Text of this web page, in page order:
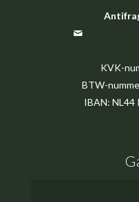
KVK-
BTW-
IBAN: NL44